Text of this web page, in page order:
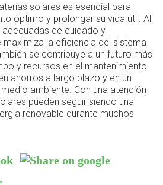
solares es esencial para
óptimo y prolongar su vida útil. Al
de cuidado y
maximiza la eficiencia del sistema
se contribuye a un futuro más
y recursos en el mantenimiento
ahorros a largo plazo y en un
ambiente. Con una atención
pueden seguir siendo una
renovable durante muchos